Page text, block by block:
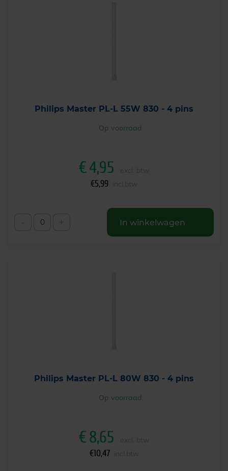
Philips Master PL-L 55W 830 - 4 pins
Op voorraad
€4,95
€5,99
In winkelwagen
Philips Master PL-L 80W 830 - 4 pins
Op voorraad
€8,65
€10,47